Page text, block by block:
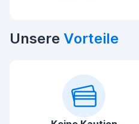
Unsere Vorteile